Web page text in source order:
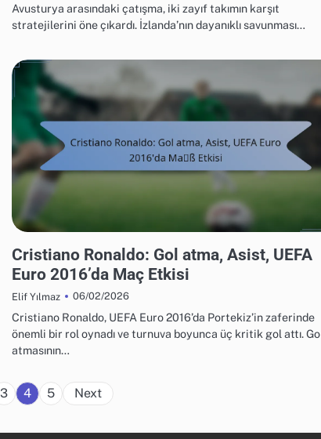
Avusturya arasındaki çatışma, iki zayıf takımın karşıt
stratejilerini öne çıkardı. İzlanda’nın dayanıklı savunması…
Cristiano Ronaldo: Gol atma, Asist, UEFA
Euro 2016’da Maç Etkisi
Elif Yılmaz 06/02/2026
Cristiano Ronaldo, UEFA Euro 2016’da Portekiz’in zaferinde
önemli bir rol oynadı ve turnuva boyunca üç kritik gol attı.
atmasının…
Posts
3 4 5 Next